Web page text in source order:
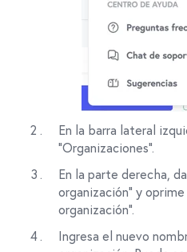
En la barra lateral
"Organizaciones".
En la parte derecha,
organización” y
organización”.
Ingresa el nuevo